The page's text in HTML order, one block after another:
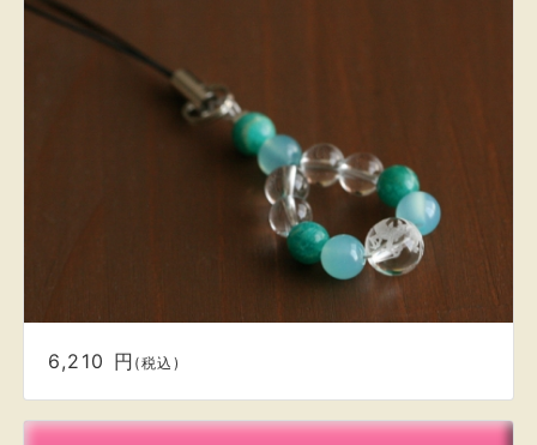
カートに入れる
こちら ≫